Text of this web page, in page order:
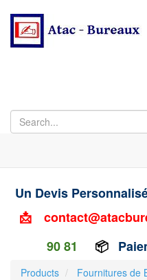
Un Devis
📩
90 81
📦
Products Fournitures de